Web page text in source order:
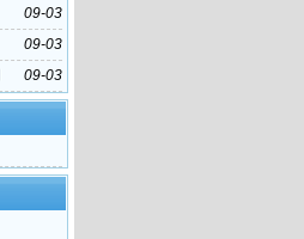
09-03
09-03
09-03